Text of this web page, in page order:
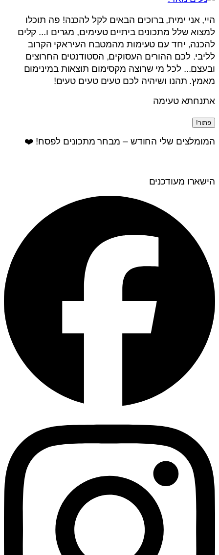
היי, אני ימית, ברוכים הבאים לקל להכנה! פה תוכלו
למצוא שלל מתכונים ביתיים טעימים, מגרים ו... קלים
להכנה, יחד עם טעימות מהמטבח העיראקי הקרוב
לליבי. לכם ההורים העסוקים, הסטודנטים החרוצים
ובעצם... לכל מי שרוצה מקסימום תוצאות במינימום
מאמץ. תהנו ושיהיה לכם טעים טעים טעים!
אתנחתא טעימה
פתור!
המומלצים שלי החודש – מבחר מתכונים לפסח! ❤️
הישארו מעודכנים